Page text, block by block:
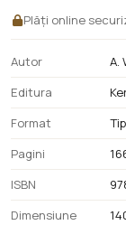
Plăți online
Autor
A.
Editura
Format
Pagini
ISBN
Dimensiune